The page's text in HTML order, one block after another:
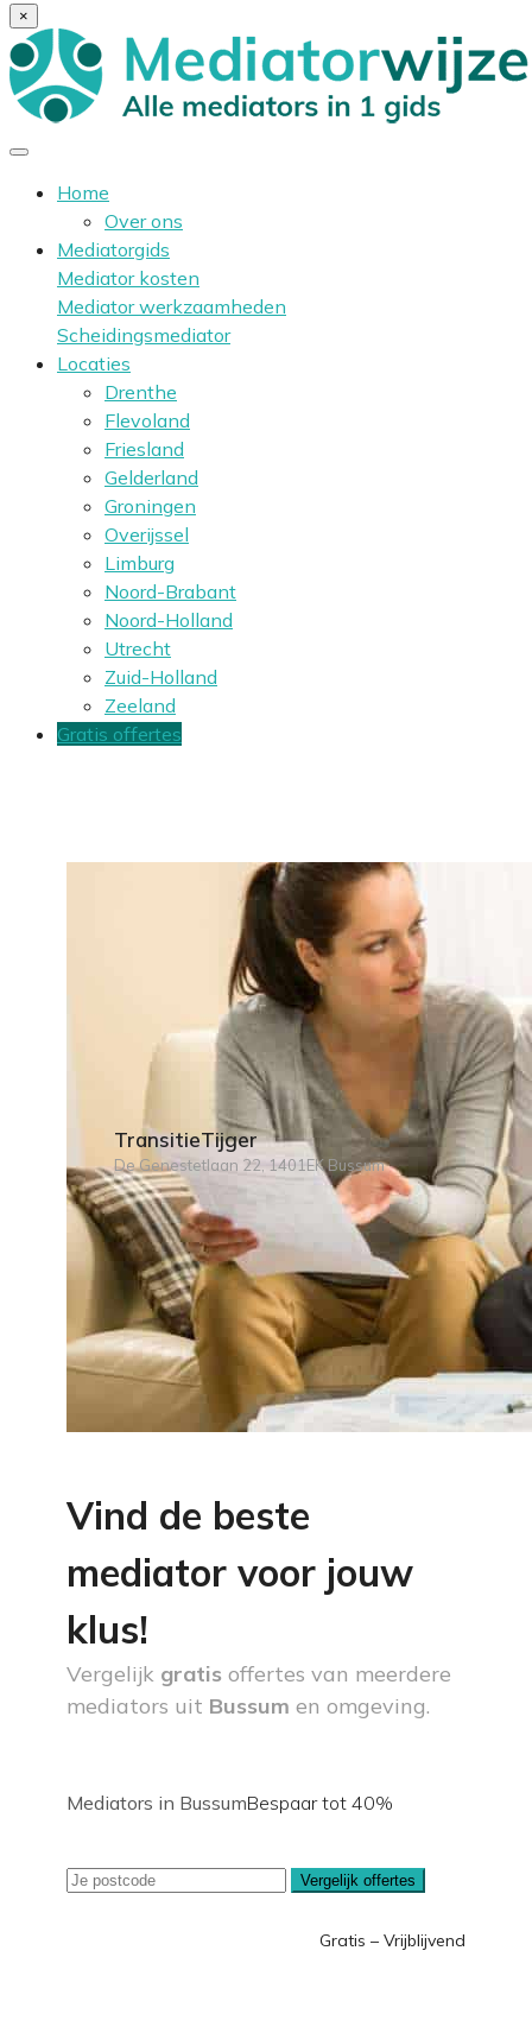
×
Home
Over ons
Mediatorgids
Mediator kosten
Mediator werkzaamheden
Scheidingsmediator
Locaties
Drenthe
Flevoland
Friesland
Gelderland
Groningen
Overijssel
Limburg
Noord-Brabant
Noord-Holland
Utrecht
Zuid-Holland
Zeeland
Gratis offertes
TransitieTijger
De Genestetlaan 22, 1401EK Bussum
Vind de beste
mediator voor jouw
klus!
Vergelijk gratis offertes van meerdere
mediators uit Bussum en omgeving.
Mediators in BussumBespaar tot 40%
Vergelijk offertes
Gratis – Vrijblijvend